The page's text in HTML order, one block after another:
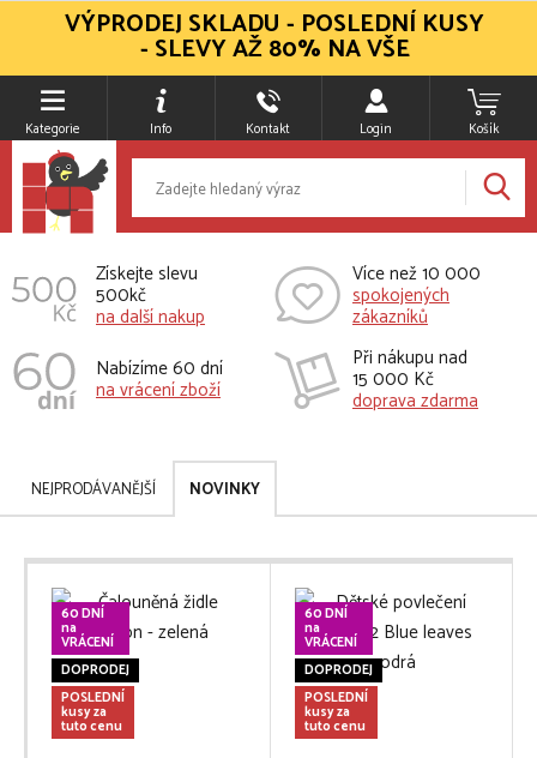
Kategorie Info Kontakt Login Košík
Získejte slevu
500kč
na další nakup
Více než 10 000
spokojených
zákazníků
Nabízíme 60 dní
na vrácení zboží
Při nákupu nad
15 000 Kč
doprava zdarma
NEJPRODÁVANĚJŠÍ NOVINKY
60 DNÍ
na
VRÁCENÍ
DOPRODEJ
POSLEDNÍ
kusy za
tuto cenu
60 DNÍ
na
VRÁCENÍ
DOPRODEJ
POSLEDNÍ
kusy za
tuto cenu
VÝPRODEJ SKLADU - POSLEDNÍ KUSY
- SLEVY AŽ 80% NA VŠE